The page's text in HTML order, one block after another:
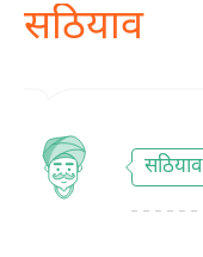
सठियाव
सठियाव